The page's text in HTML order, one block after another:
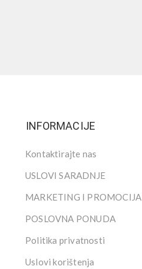
INFORMACIJE
Kontaktirajte nas
USLOVI SARADNJE
MARKETING I PROMOCIJA
POSLOVNA PONUDA
Politika privatnosti
Uslovi korištenja